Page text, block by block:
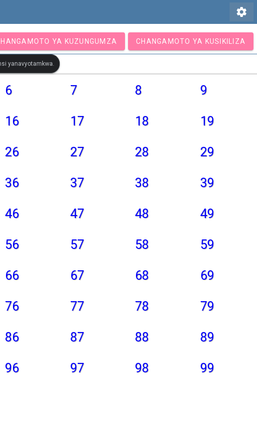
settings
YA KUZUNGUMZA CHANGAMOTO YA KUSIKILIZA
yanavyotamkwa.
6 7 8 9
16 17 18 19
26 27 28 29
36 37 38 39
46 47 48 49
56 57 58 59
66 67 68 69
76 77 78 79
86 87 88 89
96 97 98 99